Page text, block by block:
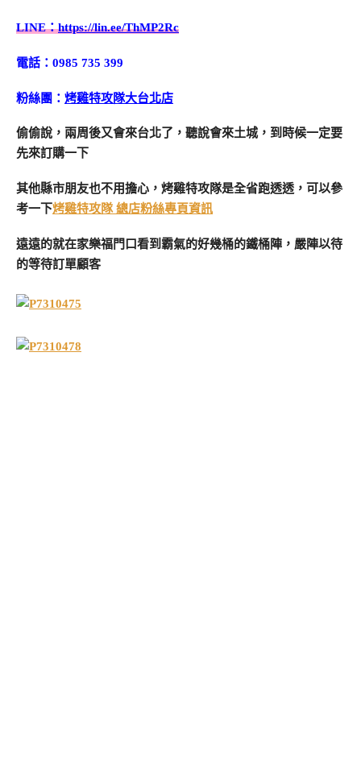
LINE：https://lin.ee/ThMP2Rc
電話：0985 735 399
粉絲團： 烤雞特攻隊大台北店
偷偷說，兩周後又會來台北了，聽說會來土城，到時候一定要
先來訂購一下
其他縣市朋友也不用擔心，烤雞特攻隊是全省跑透透，可以參
考一下烤雞特攻隊 總店粉絲專頁資訊
遠遠的就在家樂福門口看到霸氣的好幾桶的鐵桶陣，嚴陣以待
的等待訂單顧客